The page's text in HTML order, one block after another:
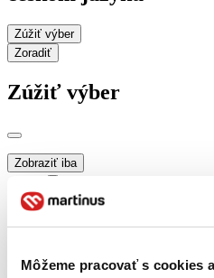
Môžeme pracovať s cookies
Zúžiť výber
Zoradiť
Zúžiť výber
Zobraziť iba
zľavnené tituly (0 titulov)
Dostupnosť
predpredaj (0 titulov)